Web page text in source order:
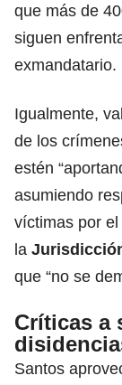
que más de
siguen
exmandatario.
Igualmente,
de los
estén
asumiendo
víctimas por el
la
que “no se
Críticas a
Santos